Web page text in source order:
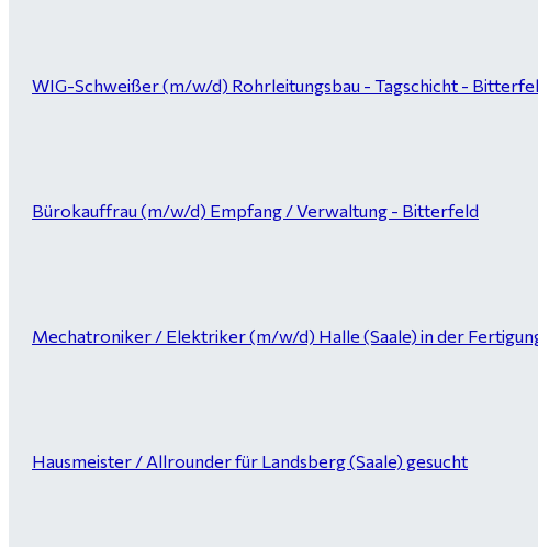
WIG-Schweißer (m/w/d) Rohrleitungsbau - Tagschicht -
Bürokauffrau (m/w/d) Empfang / Verwaltung - Bitterfeld
Mechatroniker / Elektriker (m/w/d) Halle (Saale) in der
Hausmeister / Allrounder für Landsberg (Saale) gesucht